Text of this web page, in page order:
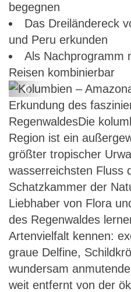
begegnen
Das Dreiländereck
und Peru erkunden
Als Nachprogramm
Reisen kombinierbar
im
Previous
Erkundung des
RegenwaldesDie
Region ist ein
größter tropischer
wasserreichsten Fluss
Schatzkammer der
Liebhaber von Flora
des Regenwaldes
Artenvielfalt kennen:
graue Delfine,
wundersam
weit entfernt von der